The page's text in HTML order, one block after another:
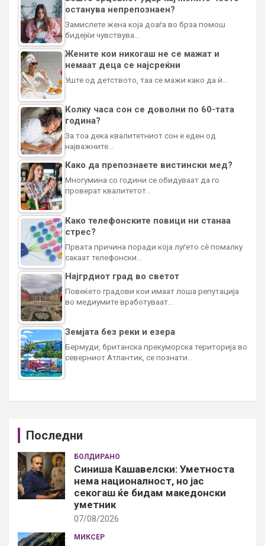
останува непрепознаен?
Замислете жена која доаѓа во брза помош
бидејќи чувствува…
Жените кои никогаш не се мажат и
немаат деца се најсреќни
Уште од детството, таа се мажи како да ѝ…
Колку часа сон се доволни по 60-тата
година?
За тоа дека квалитетниот сон е еден од
најважните…
Како да препознаете вистински мед?
Многумина со години се обидуваат да го
проверат квалитетот…
Како телефонските повици ни станаа
стрес?
Првата причина поради која луѓето сè помалку
сакаат телефонски…
Најгрдиот град во светот
Повеќето градови кои имаат лоша репутација
во медиумите вработуваат…
Земјата без реки и езера
Бермуди, британска прекуморска територија во
северниот Атлантик, се познати…
Последни
БОЛДИРАНО
Синиша Кашавелски: Уметноста
нема националност, но јас
секогаш ќе бидам македонски
уметник
07/08/2026
МИКСЕР